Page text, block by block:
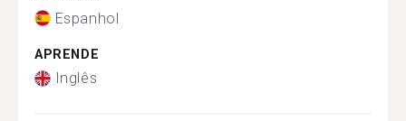
Espanhol
APRENDE
Inglês